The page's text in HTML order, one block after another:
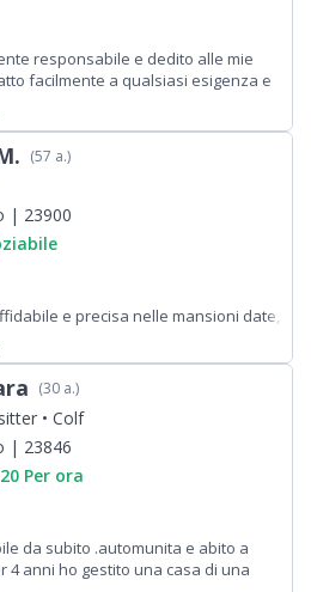
responsabile e dedito alle mie
facilmente a qualsiasi esigenza e
(57 a.)
| 23900
e precisa nelle mansioni date,
(30 a.)
• Colf
| 23846
Per ora
da subito .automunita e abito a
4 anni ho gestito una casa di una